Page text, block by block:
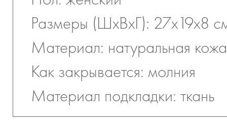
Размеры (ШхВхГ): 27х19х8
Материал: натуральная кожа
Как закрывается: молния
Материал подкладки: ткань